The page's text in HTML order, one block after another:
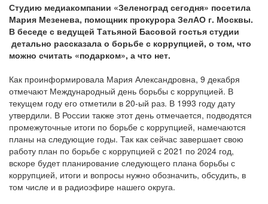
Студию медиакомпании «Зеленоград сегодня» посетила
Мария Мезенева, помощник прокурора ЗелАО г. Москвы.
В беседе с ведущей Татьяной Басовой гостья студии
детально рассказала о борьбе с коррупцией, о том, что
можно считать «подарком», а что нет.
Как проинформировала Мария Александровна, 9 декабря
отмечают Международный день борьбы с коррупцией. В
текущем году его отметили в 20-ый раз. В 1993 году дату
утвердили. В России также этот день отмечается, подводятся
промежуточные итоги по борьбе с коррупцией, намечаются
планы на следующие годы. Так как сейчас завершает свою
работу план по борьбе с коррупцией с 2021 по 2024 год,
вскоре будет планирование следующего плана борьбы с
коррупцией, итоги и вопросы нужно обозначить, обсудить, в
том числе и в радиоэфире нашего округа.